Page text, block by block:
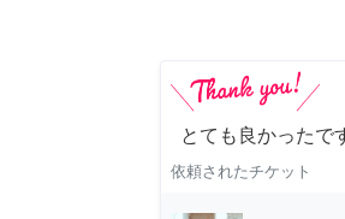
とても良かったで
依頼されたチケット